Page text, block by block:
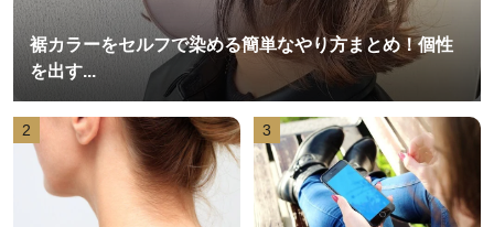
裾カラーをセルフで染める簡単なやり方まとめ！個性
を出す...
2 3